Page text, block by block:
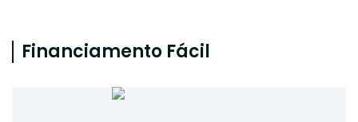
Financiamento Fácil